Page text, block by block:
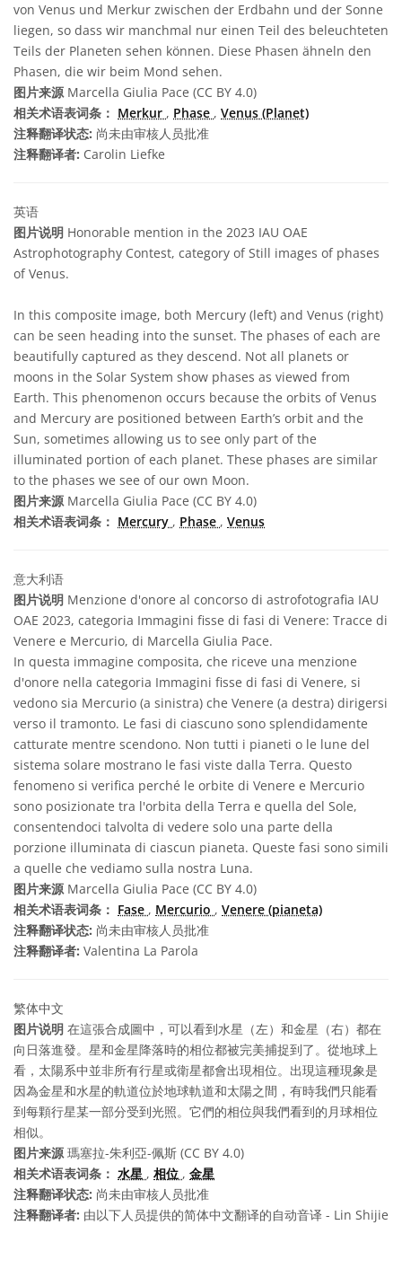
von Venus und Merkur zwischen der Erdbahn und der Sonne
liegen, so dass wir manchmal nur einen Teil des beleuchteten
Teils der Planeten sehen können. Diese Phasen ähneln den
Phasen, die wir beim Mond sehen.
图片来源Marcella Giulia Pace (CC BY 4.0)
相关术语表词条： Merkur , Phase , Venus (Planet)
注释翻译状态: 尚未由审核人员批准
注释翻译者: Carolin Liefke
英语
图片说明 Honorable mention in the 2023 IAU OAE
Astrophotography Contest, category of Still images of phases
of Venus.
In this composite image, both Mercury (left) and Venus (right)
can be seen heading into the sunset. The phases of each are
beautifully captured as they descend. Not all planets or
moons in the Solar System show phases as viewed from
Earth. This phenomenon occurs because the orbits of Venus
and Mercury are positioned between Earth’s orbit and the
Sun, sometimes allowing us to see only part of the
illuminated portion of each planet. These phases are similar
to the phases we see of our own Moon.
图片来源Marcella Giulia Pace (CC BY 4.0)
相关术语表词条： Mercury , Phase , Venus
意大利语
图片说明 Menzione d'onore al concorso di astrofotografia IAU
OAE 2023, categoria Immagini fisse di fasi di Venere: Tracce di
Venere e Mercurio, di Marcella Giulia Pace.
In questa immagine composita, che riceve una menzione
d'onore nella categoria Immagini fisse di fasi di Venere, si
vedono sia Mercurio (a sinistra) che Venere (a destra) dirigersi
verso il tramonto. Le fasi di ciascuno sono splendidamente
catturate mentre scendono. Non tutti i pianeti o le lune del
sistema solare mostrano le fasi viste dalla Terra. Questo
fenomeno si verifica perché le orbite di Venere e Mercurio
sono posizionate tra l'orbita della Terra e quella del Sole,
consentendoci talvolta di vedere solo una parte della
porzione illuminata di ciascun pianeta. Queste fasi sono simili
a quelle che vediamo sulla nostra Luna.
图片来源Marcella Giulia Pace (CC BY 4.0)
相关术语表词条： Fase , Mercurio , Venere (pianeta)
注释翻译状态: 尚未由审核人员批准
注释翻译者: Valentina La Parola
繁体中文
图片说明 在這張合成圖中，可以看到水星（左）和金星（右）都在
向日落進發。星和金星降落時的相位都被完美捕捉到了。從地球上
看，太陽系中並非所有行星或衛星都會出現相位。出現這種現象是
因為金星和水星的軌道位於地球軌道和太陽之間，有時我們只能看
到每顆行星某一部分受到光照。它們的相位與我們看到的月球相位
相似。
图片来源瑪塞拉-朱利亞-佩斯 (CC BY 4.0)
相关术语表词条： 水星 , 相位 , 金星
注释翻译状态: 尚未由审核人员批准
注释翻译者: 由以下人员提供的简体中文翻译的自动音译 - Lin Shijie